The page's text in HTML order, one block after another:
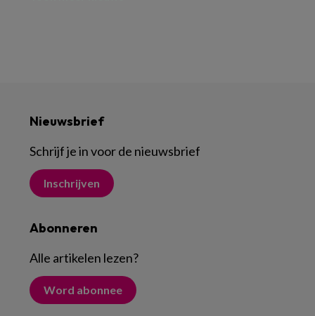
Nieuwsbrief
Schrijf je in voor de nieuwsbrief
Inschrijven
Abonneren
Alle artikelen lezen?
Word abonnee